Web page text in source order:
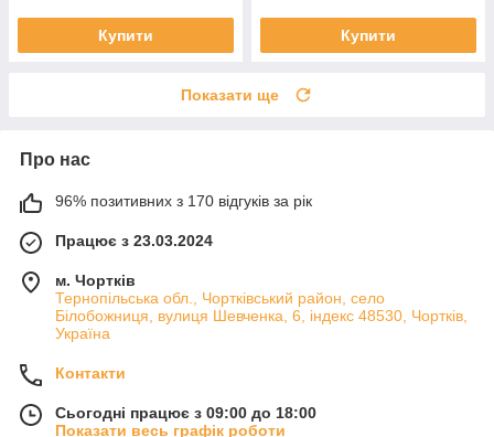
Купити Купити
Показати ще
Про нас
96% позитивних з 170 відгуків за рік
Працює з 23.03.2024
м. Чортків
Тернопільська обл., Чортківський район, село
Білобожниця, вулиця Шевченка, 6, індекс 48530, Чортків,
Україна
Контакти
Сьогодні працює з 09:00 до 18:00
Показати весь графік роботи